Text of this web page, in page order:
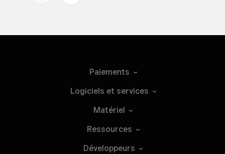
Paiements
Logiciels et services
Matériel
Ressources
Développeurs